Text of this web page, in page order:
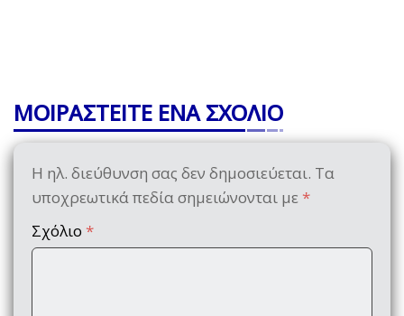
ΜΟΙΡΑΣΤΕΙΤΕ ΕΝΑ ΣΧΟΛΙΟ
Η ηλ. διεύθυνση σας δεν δημοσιεύεται. Τα
υποχρεωτικά πεδία σημειώνονται με *
Σχόλιο *